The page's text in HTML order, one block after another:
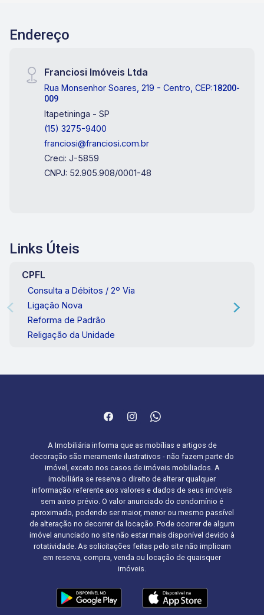
Endereço
Franciosi Imóveis Ltda
Rua Monsenhor Soares, 219 - Centro, CEP:18200-
009
Itapetininga - SP
(15) 3275-9400
franciosi@franciosi.com.br
Creci: J-5859
CNPJ: 52.905.908/0001-48
Links Úteis
CPFL
Consulta a Débitos / 2º Via
Ligação Nova
Reforma de Padrão
Religação da Unidade
A Imobiliária informa que as mobílias e artigos de
decoração são meramente ilustrativos - não fazem parte do
imóvel, exceto nos casos de imóveis mobiliados. A
imobiliária se reserva o direito de alterar qualquer
informação referente aos valores e dados de seus imóveis
sem aviso prévio. O valor anunciado do condomínio é
aproximado, podendo ser maior, menor ou mesmo passível
de alteração no decorrer da locação. Pode ocorrer de algum
imóvel anunciado no site não estar mais disponível devido à
rotatividade. As solicitações feitas pelo site não implicam
em reserva, compra, venda ou locação de quaisquer
imóveis.